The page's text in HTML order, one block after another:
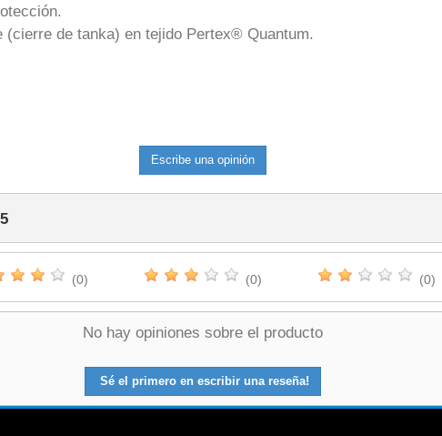
de tanka) en tejido Pertex® Quantum.
Escribe una opinión
5
(0) (0) (0)
No hay opiniones sobre el producto
Sé el primero en escribir una reseña!